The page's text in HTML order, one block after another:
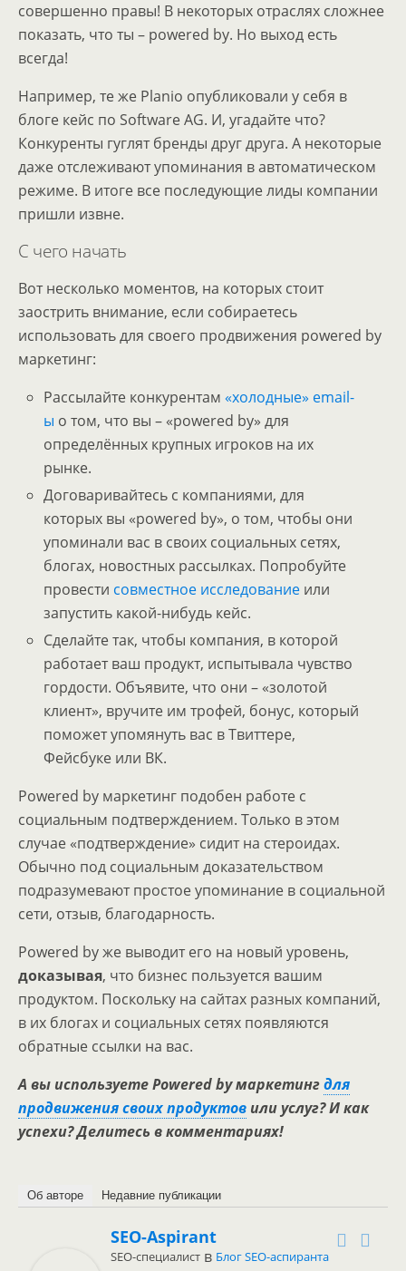
совершенно правы! В некоторых отраслях сложнее
показать, что ты – powered by. Но выход есть
всегда!
Например, те же Planio опубликовали у себя в
блоге кейс по Software AG. И, угадайте что?
Конкуренты гуглят бренды друг друга. А некоторые
даже отслеживают упоминания в автоматическом
режиме. В итоге все последующие лиды компании
пришли извне.
С чего начать
Вот несколько моментов, на которых стоит
заострить внимание, если собираетесь
использовать для своего продвижения powered by
маркетинг:
Рассылайте конкурентам«холодные» email-
ы о том, что вы – «powered by» для
определённых крупных игроков на их
рынке.
Договаривайтесь с компаниями, для
которых вы «powered by», о том, чтобы они
упоминали вас в своих социальных сетях,
блогах, новостных рассылках. Попробуйте
провести совместное исследование или
запустить какой-нибудь кейс.
Сделайте так, чтобы компания, в которой
работает ваш продукт, испытывала чувство
гордости. Объявите, что они – «золотой
клиент», вручите им трофей, бонус, который
поможет упомянуть вас в Твиттере,
Фейсбуке или ВК.
Powered by маркетинг подобен работе с
социальным подтверждением. Только в этом
случае «подтверждение» сидит на стероидах.
Обычно под социальным доказательством
подразумевают простое упоминание в социальной
сети, отзыв, благодарность.
Powered by же выводит его на новый уровень,
доказывая, что бизнес пользуется вашим
продуктом. Поскольку на сайтах разных компаний,
в их блогах и социальных сетях появляются
обратные ссылки на вас.
А вы используете Powered by маркетингдля
продвижения своих продуктов или услуг? И как
успехи? Делитесь в комментариях!
Об авторе Недавние публикации
SEO-Aspirant
SEO-специалист в Блог SEO-аспиранта